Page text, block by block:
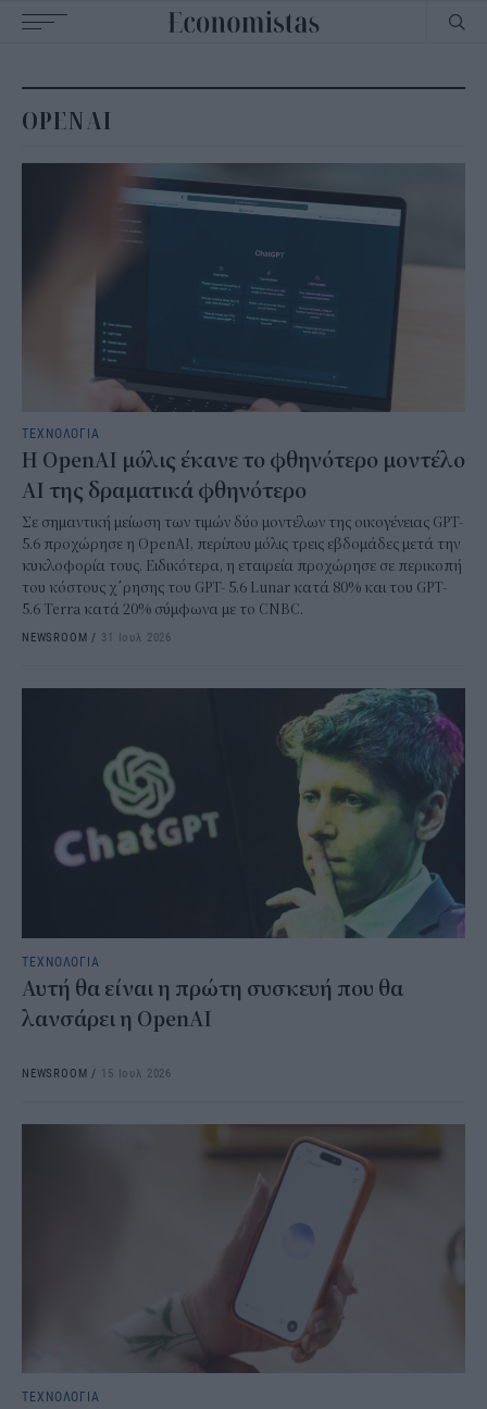
navigation
OPENAI
ΤΕΧΝΟΛΟΓΙΑ
Η OpenAI μόλις έκανε το φθηνότερο μοντέλο
AI της δραματικά φθηνότερο
Σε σημαντική μείωση των τιμών δύο μοντέλων της οικογένειας GPT-
5.6 προχώρησε η OpenAI, περίπου μόλις τρεις εβδομάδες μετά την
κυκλοφορία τους. Ειδικότερα, η εταιρεία προχώρησε σε περικοπή
του κόστους χ΄ρησης του GPT- 5.6 Lunar κατά 80% και του GPT-
5.6 Terra κατά 20% σύμφωνα με το CNBC.
NEWSROOM / 31 Ιουλ 2026
ΤΕΧΝΟΛΟΓΙΑ
Αυτή θα είναι η πρώτη συσκευή που θα
λανσάρει η OpenAI
NEWSROOM / 15 Ιουλ 2026
ΤΕΧΝΟΛΟΓΙΑ